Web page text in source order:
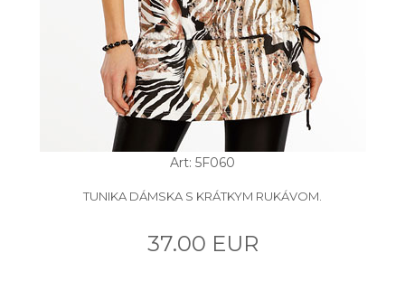
Art: 5F060
TUNIKA DÁMSKA S KRÁTKYM RUKÁVOM.
37.00 EUR